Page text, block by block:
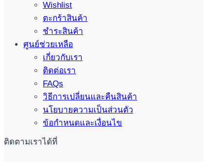
Wishlist
ตะกร้าสินค้า
ชำระสินค้า
ศูนย์ช่วยเหลือ
เกี่ยวกับเรา
ติดต่อเรา
FAQs
วิธีการเปลี่ยนและคืนสินค้า
นโยบายความเป็นส่วนตัว
ข้อกำหนดและเงื่อนไข
ติดตามเราได้ที่